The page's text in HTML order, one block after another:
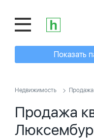
Показать
Недвижимость
Продажа